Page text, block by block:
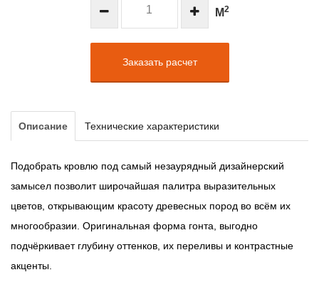
М2
Заказать расчет
Описание Технические характеристики
Подобрать кровлю под самый незаурядный дизайнерский
замысел позволит широчайшая палитра выразительных
цветов, открывающим красоту древесных пород во всём их
многообразии. Оригинальная форма гонта, выгодно
подчёркивает глубину оттенков, их переливы и контрастные
акценты.